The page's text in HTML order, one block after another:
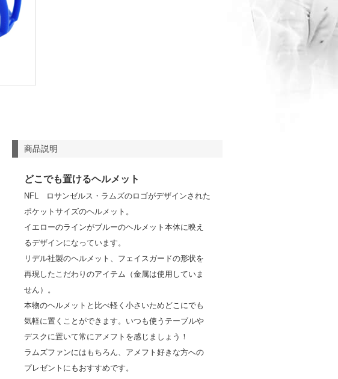
商品説明
どこでも置けるヘルメット
NFL ロサンゼルス・ラムズのロゴがデザインされた
ポケットサイズのヘルメット。
イエローのラインがブルーのヘルメット本体に映え
るデザインになっています。
リデル社製のヘルメット、フェイスガードの形状を
再現したこだわりのアイテム（金属は使用していま
せん）。
本物のヘルメットと比べ軽く小さいためどこにでも
気軽に置くことができます。いつも使うテーブルや
デスクに置いて常にアメフトを感じましょう！
ラムズファンにはもちろん、アメフト好きな方への
プレゼントにもおすすめです。